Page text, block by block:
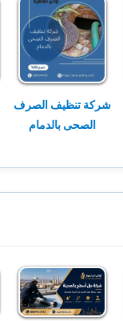
شركة تنظيف الصرف
الصحى بالدمام